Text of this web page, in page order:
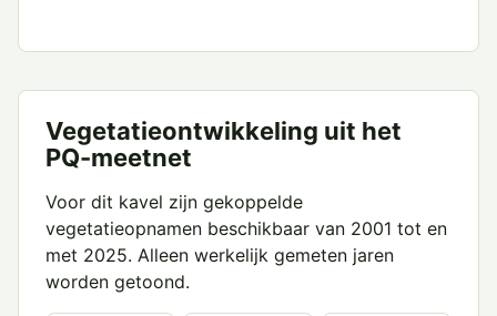
Vegetatieontwikkeling uit het
PQ-meetnet
Voor dit kavel zijn gekoppelde
vegetatieopnamen beschikbaar van 2001 tot en
met 2025. Alleen werkelijk gemeten jaren
worden getoond.